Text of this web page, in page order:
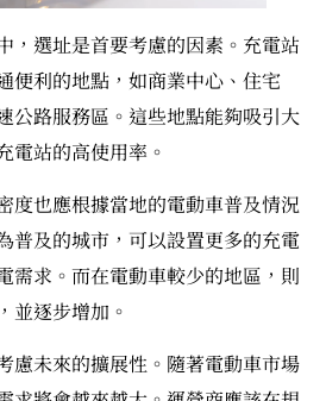
，選址是首要考慮的因素。充電站
便利的地點，如商業中心、住宅
公路服務區。這些地點能夠吸引大
電站的高使用率。
度也應根據當地的電動車普及情況
普及的城市，可以設置更多的充電
需求。而在電動車較少的地區，則
並逐步增加。
慮未來的擴展性。隨著電動車市場